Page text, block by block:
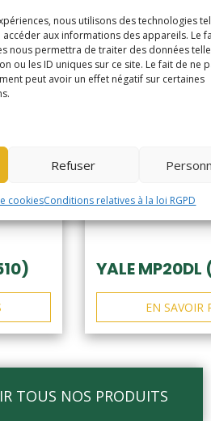
nous utilisons des technologies
aux informations des appareils. Le
nous permettra de traiter des données
ou les ID uniques sur ce site. Le fait de ne
peut avoir un effet négatif sur certaines
Refuser
cookiesConditions relatives à la loi RGPD
catalogue de matériels de
reconditionnés, repeints, prêts à
YALE
EN SAVOIR
TOUS NOS PRODUITS